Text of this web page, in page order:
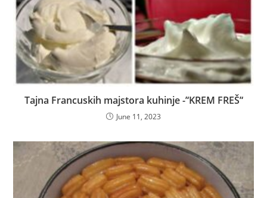
Tajna Francuskih majstora kuhinje -’‘KREM FREŠ’‘
June 11, 2023